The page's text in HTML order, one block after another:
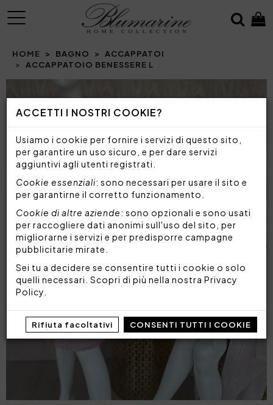
ACCETTI I NOSTRI COOKIE?
Usiamo i cookie per fornire i servizi di questo sito,
per garantire un uso sicuro, e per dare servizi
aggiuntivi agli utenti registrati.
Cookie essenziali: sono necessari per usare il sito e
per garantirne il corretto funzionamento.
Cookie di altre aziende: sono opzionali e sono usati
per raccogliere dati anonimi sull'uso del sito, per
migliorarne i servizi e per predisporre campagne
pubblicitarie mirate.
Sei tu a decidere se consentire tutti i cookie o solo
quelli necessari. Scopri di più nella nostra Privacy
Policy
Rifiuta facoltativi CONSENTI TUTTI I COOKIE
MENU
HOME BAGNO
ACCAPPATOI
ACCAPPATOIO BENESSERE L
Prev